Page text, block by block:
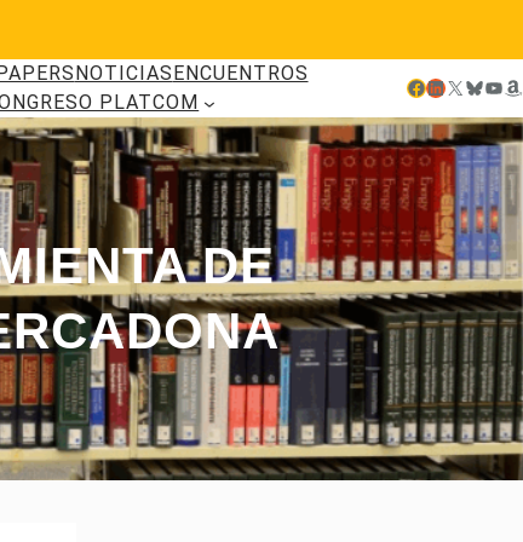
NOTICIAS ENCUENTROS
PLATCOM
Facebook LinkedIn X Bluesky YouTube Amazon
DE